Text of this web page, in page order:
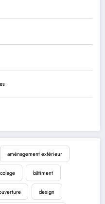
aménagement extérieur
bâtiment
design